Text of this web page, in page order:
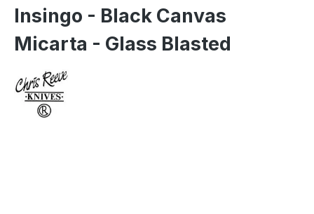
Insingo - Black Canvas
Micarta - Glass Blasted